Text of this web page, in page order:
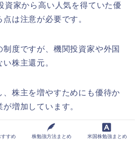
資家から高い人気を得ていた優
は注意が必要です。
度ですが、機関投資家や外国
株主還元。
株主を増やすためにも優待か
増加しています。
ールが貰える銘柄が減少する可
すすめ 株勉強方法まとめ 米国株勉強まとめ